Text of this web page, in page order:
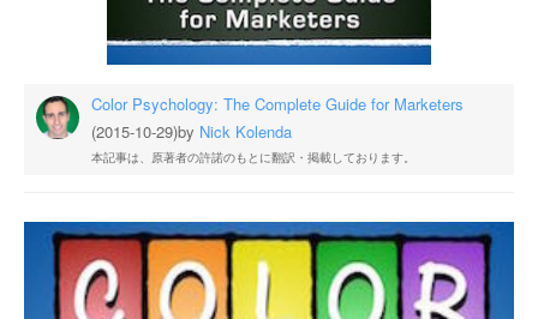
Color Psychology: The Complete Guide for Marketers
(2015-10-29)by Nick Kolenda
本記事は、原著者の許諾のもとに翻訳・掲載しております。